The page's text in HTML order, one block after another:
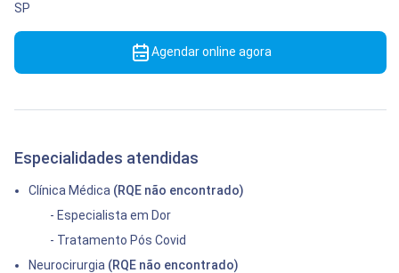
SP
Agendar online agora
Especialidades atendidas
Clínica Médica (RQE não encontrado)
- Especialista em Dor
- Tratamento Pós Covid
Neurocirurgia (RQE não encontrado)